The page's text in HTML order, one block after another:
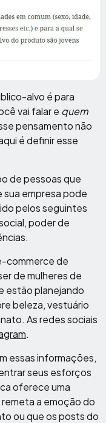
alvo é para
vai falar e quem
pensamento não
é definir esse
de pessoas que
sua empresa pode
pelos seguintes
poder de
commerce de
de mulheres de
estão planejando
beleza, vestuário
As redes sociais
.
essas informações,
seus esforços
oferece uma
a emoção do
ou que os posts do